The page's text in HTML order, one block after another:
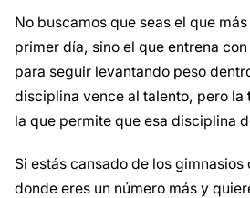
No buscamos que seas el que
primer día, sino el que entrena
para seguir levantando peso
disciplina vence al talento, pero la
la que permite que esa disciplina
Si estás cansado de los
donde eres un número más y